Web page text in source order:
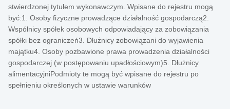
stwierdzonej tytułem wykonawczym. Wpisane do rejestru mogą
być:1. Osoby fizyczne prowadzące działalność gospodarczą2.
Wspólnicy spółek osobowych odpowiadający za zobowiązania
spółki bez ograniczeń3. Dłużnicy zobowiązani do wyjawienia
majątku4. Osoby pozbawione prawa prowadzenia działalności
gospodarczej (w postępowaniu upadłościowym)5. Dłużnicy
alimentacyjniPodmioty te mogą być wpisane do rejestru po
spełnieniu określonych w ustawie warunków